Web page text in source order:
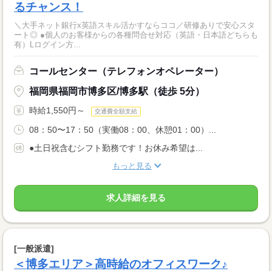
るチャンス！
＼大手ネット銀行x英語スキル活かすならココ／研修ありで安心スタ
ート◎ ●個人のお客様からの各種問合せ対応（英語・日本語どちらも
有）Lログイン方...
コールセンター（テレフォンオペレーター）
福岡県福岡市博多区/博多駅（徒歩 5分）
時給1,550円～ 交通費全額支給
08：50〜17：50（実働08：00、休憩01：00）...
●土日祝含むシフト勤務です！お休み希望は...
もっと見る
求人詳細を見る
[一般派遣]
＜博多エリア＞高時給のオフィスワーク♪